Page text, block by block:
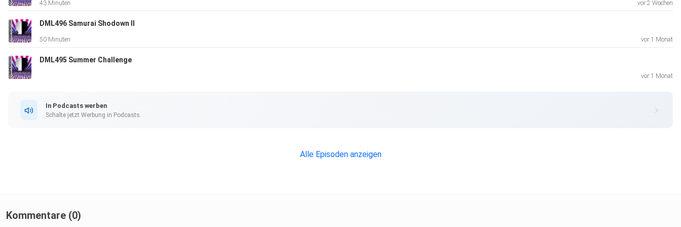
43 Minuten vor 2 Wochen
DML496 Samurai Shodown II
50 Minuten vor 1 Monat
DML495 Summer Challenge
vor 1 Monat
In Podcasts werben
Schalte jetzt Werbung in Podcasts.
Alle Episoden anzeigen
Kommentare (0)